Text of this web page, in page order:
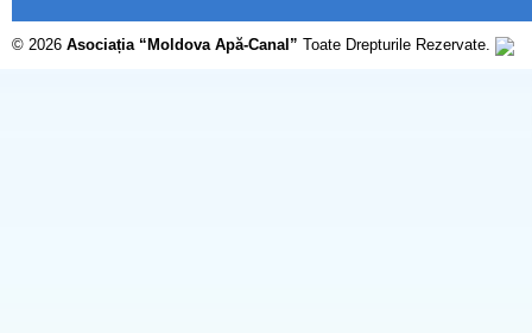
© 2026 Asociația “Moldova Apă-Canal” Toate Drepturile Rezervate.